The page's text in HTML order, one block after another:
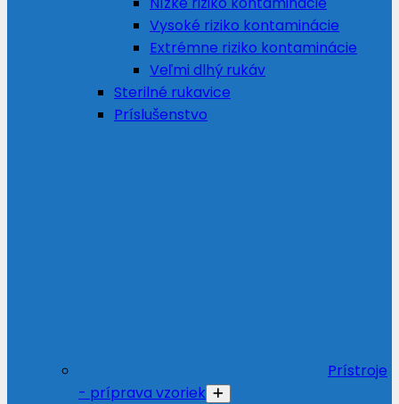
Vysoké riziko kontaminácie
Extrémne riziko kontaminácie
Veľmi dlhý rukáv
Sterilné rukavice
Príslušenstvo
Prístroje
- príprava vzoriek